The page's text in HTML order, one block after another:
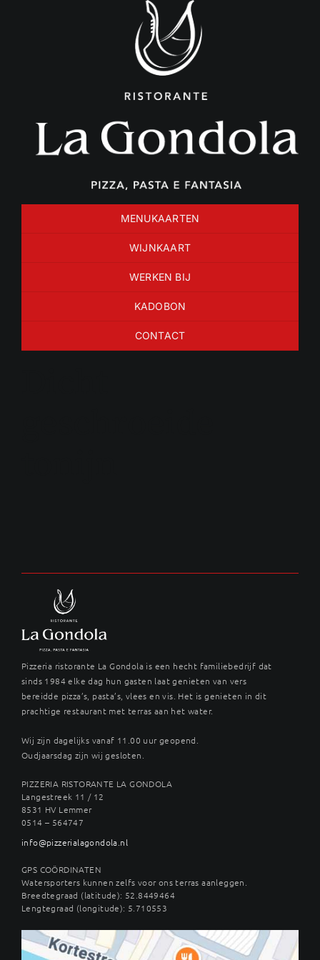
MENUKAARTEN
WIJNKAART
WERKEN BIJ
KADOBON
CONTACT
Pizzeria ristorante La Gondola is een hecht familiebedrijf dat
sinds 1984 elke dag hun gasten laat genieten van vers
bereidde pizza’s, pasta’s, vlees en vis. Het is genieten in dit
prachtige restaurant met terras aan het water.
Wij zijn dagelijks vanaf 11.00 uur geopend.
Oudjaarsdag zijn wij gesloten.
PIZZERIA RISTORANTE LA GONDOLA
Langestreek 11 / 12
8531 HV Lemmer
0514 – 564747
info@pizzerialagondola.nl
GPS COÖRDINATEN
Watersporters kunnen zelfs voor ons terras aanleggen.
Breedtegraad (latitude): 52.8449464
Lengtegraad (longitude): 5.710553